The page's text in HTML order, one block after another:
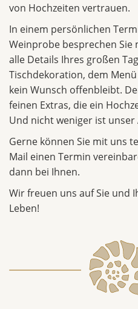
von Hochzeiten vertrauen.
In einem persönlichen
Weinprobe besprechen Sie
alle Details Ihres großen
Tischdekoration, dem
kein Wunsch offenbleibt.
feinen Extras, die ein
Und nicht weniger ist unser
Gerne können Sie mit uns
Mail einen Termin
dann bei Ihnen.
Wir freuen uns auf Sie und
Leben!